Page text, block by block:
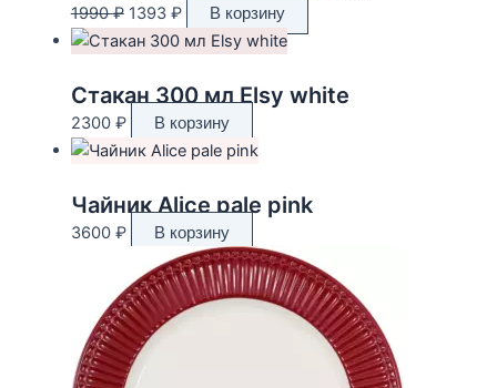
1990₽ Первоначальная
цена
1990 ₽.
1393 ₽Текущая
цена:
В корзину
Стакан 300 мл Elsy white
2300 ₽ В корзину
Чайник Alice pale pink
3600 ₽ В корзину